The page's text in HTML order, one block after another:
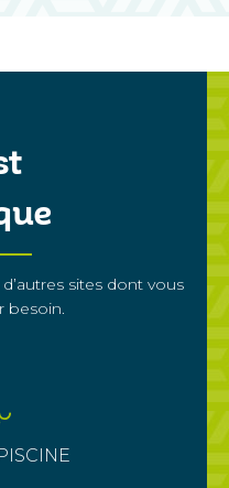
sites dont vous
besoin.